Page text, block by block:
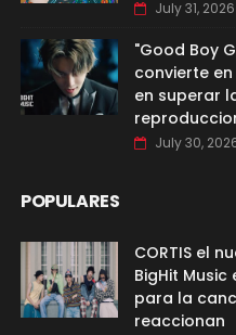
July 31, 2026
"Good Boy
convierte
en superar
July 30,
POPULARES
CORTIS el
BigHit
para la
reaccionan